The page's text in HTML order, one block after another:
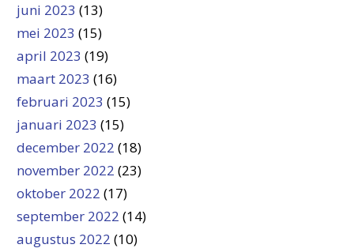
juni 2023 (13)
mei 2023 (15)
april 2023 (19)
maart 2023 (16)
februari 2023 (15)
januari 2023 (15)
december 2022 (18)
november 2022 (23)
oktober 2022 (17)
september 2022 (14)
augustus 2022 (10)